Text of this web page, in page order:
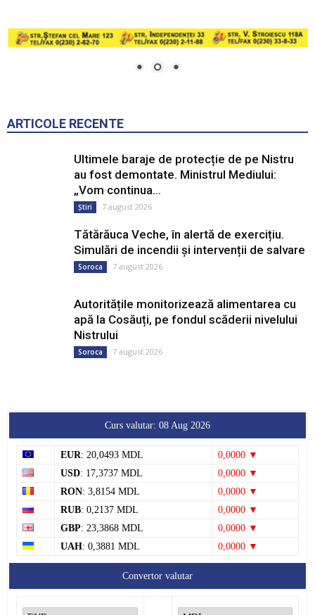
ARTICOLE RECENTE
Ultimele baraje de protecție de pe Nistru
au fost demontate. Ministrul Mediului:
„Vom continua...
Știri 7 august 2026
Tătărăuca Veche, în alertă de exercițiu.
Simulări de incendii și intervenții de salvare
Soroca 7 august 2026
Autoritățile monitorizează alimentarea cu
apă la Cosăuți, pe fondul scăderii nivelului
Nistrului
Soroca 7 august 2026
Curs valutar: 08 Aug 2026
EUR: 20,0493 MDL
0,0000 ▼
USD: 17,3737 MDL
0,0000 ▼
RON: 3,8154 MDL
0,0000 ▼
RUB: 0,2137 MDL
0,0000 ▼
GBP: 23,3868 MDL
0,0000 ▼
UAH: 0,3881 MDL 0,0000 ▼
Convertor valutar